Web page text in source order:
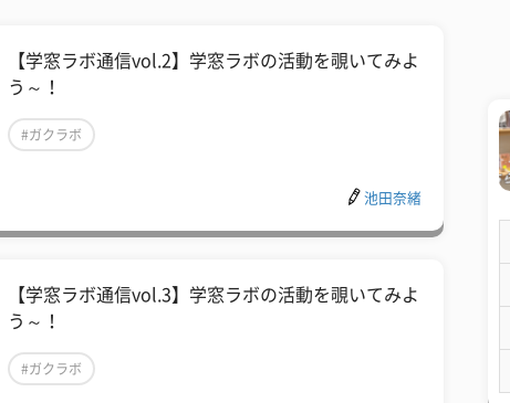
【学窓ラボ通信vol.2】学窓ラボの活動を覗いてみよ
う～！
#ガクラボ
池田奈緒
【学窓ラボ通信vol.3】学窓ラボの活動を覗いてみよ
う～！
#ガクラボ